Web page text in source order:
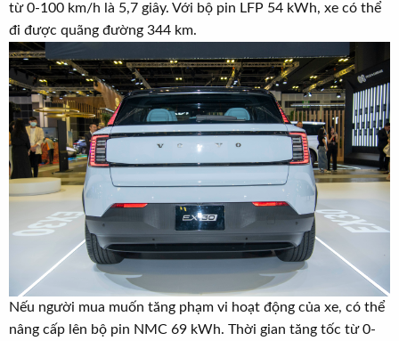
từ 0-100 km/h là 5,7 giây. Với bộ pin LFP 54 kWh, xe có thể
đi được quãng đường 344 km.
Nếu người mua muốn tăng phạm vi hoạt động của xe, có thể
nâng cấp lên bộ pin NMC 69 kWh. Thời gian tăng tốc từ 0-